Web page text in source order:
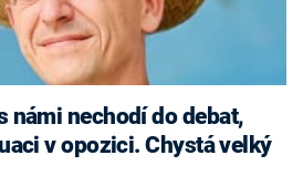
námi nechodí do debat,
v opozici. Chystá velký